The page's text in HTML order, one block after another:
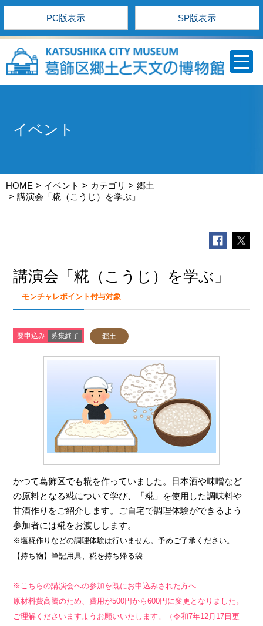
PC版表示 SP版表示
イベント
HOME イベント カテゴリ
郷土
講演会「糀（こうじ）を学ぶ」
講演会「糀（こうじ）を学ぶ」
モンチャレポイント付与対象
要申込み 募集終了 郷土
かつて葛飾区でも糀を作っていました。 日本酒や味噌など
の原料となる糀について学び、「糀」を使用した調味料や
甘酒作りをご紹介します。 ご自宅で調理体験ができるよう
参加者には糀をお渡しします。
※塩糀作りなどの調理体験は行いません。予めご了承ください。
【持ち物】筆記用具、糀を持ち帰る袋
※こちらの講演会への参加を既にお申込みされた方へ
原材料費高騰のため、費用が500円から600円に変更となりました。
ご理解くださいますようお願いいたします。（令和7年12月17日更